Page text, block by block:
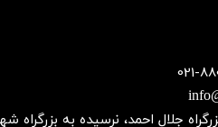
021-
جلال احمد، نرسیده به بزرگراه شهید